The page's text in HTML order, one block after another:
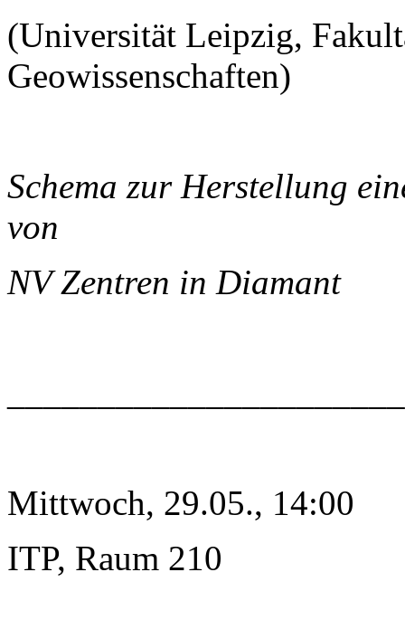
(Universität Leipzig,
Geowissenschaften)
Schema zur Herstellung
von
NV Zentren in Diamant
Mittwoch, 29.05., 14:00
ITP, Raum 210